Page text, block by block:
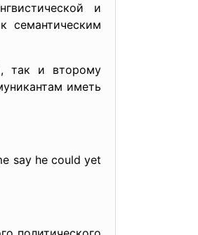
и
семантическим
так и второму
иметь
say he could yet